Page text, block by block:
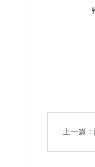
上一篇：